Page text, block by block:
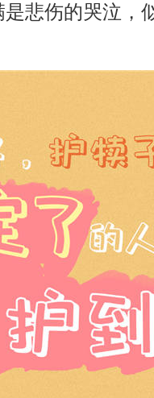
悲伤的哭泣，